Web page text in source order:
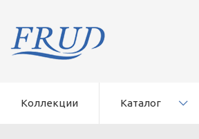
Коллекции Каталог